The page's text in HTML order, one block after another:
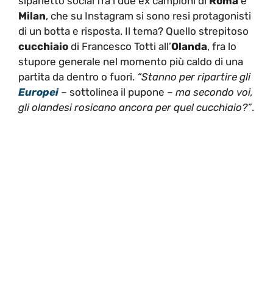
Milan, che su Instagram si sono resi protagonisti
di un botta e risposta. Il tema? Quello strepitoso
cucchiaio di Francesco Totti all’Olanda, fra lo
stupore generale nel momento più caldo di una
partita da dentro o fuori. “Stanno per ripartire gli
Europei– sottolinea il pupone – ma secondo voi,
gli olandesi rosicano ancora per quel cucchiaio?”.